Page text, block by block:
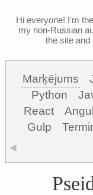
Hi everyone! I'm
my non-Russian
the site and
Marķējums
Python
React
Gulp
◀